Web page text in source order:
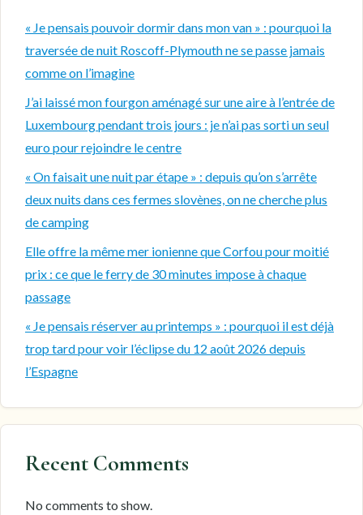
« Je pensais pouvoir dormir dans mon van » : pourquoi la
traversée de nuit Roscoff-Plymouth ne se passe jamais
comme on l’imagine
J’ai laissé mon fourgon aménagé sur une aire à l’entrée de
Luxembourg pendant trois jours : je n’ai pas sorti un seul
euro pour rejoindre le centre
« On faisait une nuit par étape » : depuis qu’on s’arrête
deux nuits dans ces fermes slovènes, on ne cherche plus
de camping
Elle offre la même mer ionienne que Corfou pour moitié
prix : ce que le ferry de 30 minutes impose à chaque
passage
« Je pensais réserver au printemps » : pourquoi il est déjà
trop tard pour voir l’éclipse du 12 août 2026 depuis
l’Espagne
Recent Comments
No comments to show.